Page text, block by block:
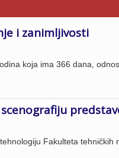
i zanimljivosti
koja ima 366 dana,
Fakulteta